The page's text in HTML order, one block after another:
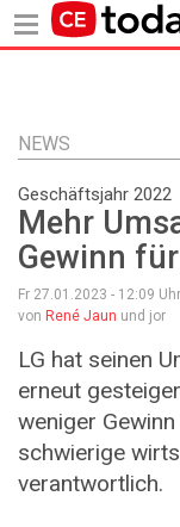
Inhalt
NEWS
Geschäftsjahr 2022
Mehr
Gewinn
Fr 27.01.2023 - 12:09 Uhr
von René Jaun und jor
LG hat seinen
erneut
weniger
schwierige
verantwortlich.